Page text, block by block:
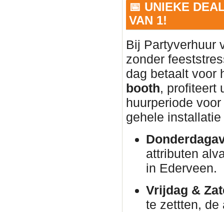
📅 UNIEKE
VAN 1!
Bij Partyverhuur
zonder
dag betaalt voor
booth, profiteert
huurperiode
gehele
attributen
in Ederveen.
Vrijdag &
te zettten, de